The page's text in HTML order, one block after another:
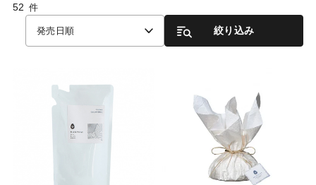
52 件
発売日順 絞り込み